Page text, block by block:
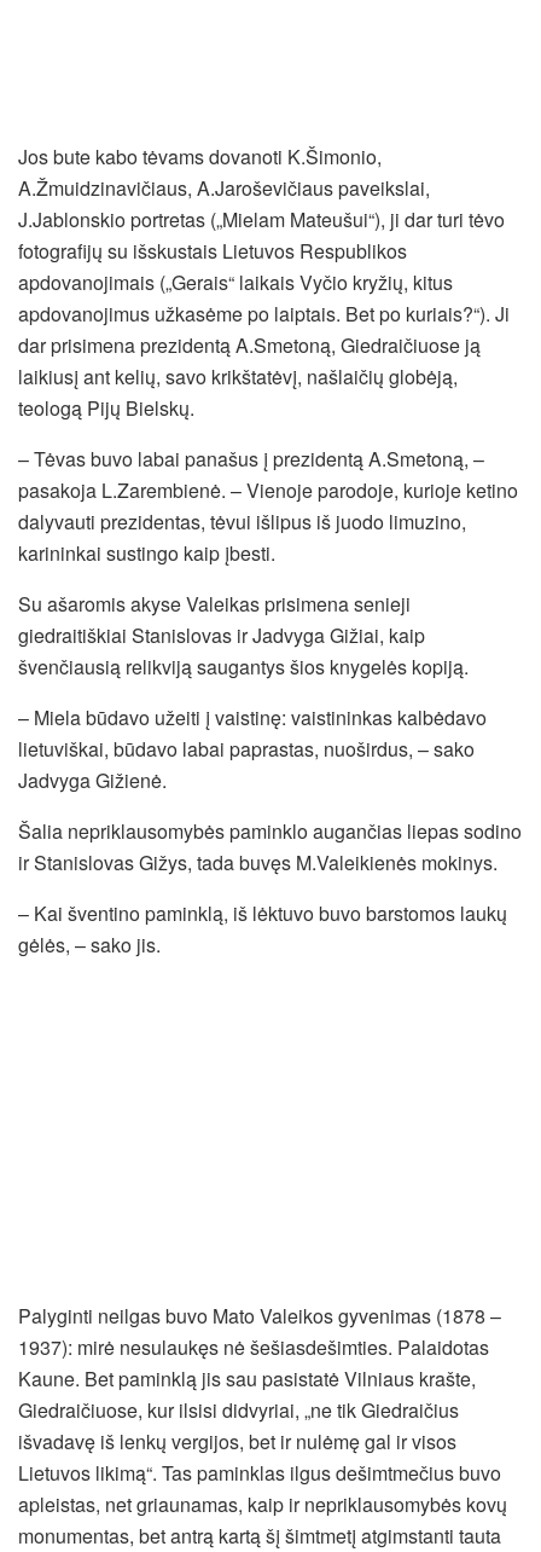
Jos bute kabo tėvams dovanoti K.Šimonio,
A.Žmuidzinavičiaus, A.Jaroševičiaus paveikslai,
J.Jablonskio portretas („Mielam Mateušui“), ji dar turi tėvo
fotografijų su išskustais Lietuvos Respublikos
apdovanojimais („Gerais“ laikais Vyčio kryžių, kitus
apdovanojimus užkasėme po laiptais. Bet po kuriais?“). Ji
dar prisimena prezidentą A.Smetoną, Giedraičiuose ją
laikiusį ant kelių, savo krikštatėvį, našlaičių globėją,
teologą Pijų Bielskų.
– Tėvas buvo labai panašus į prezidentą A.Smetoną, –
pasakoja L.Zarembienė. – Vienoje parodoje, kurioje ketino
dalyvauti prezidentas, tėvui išlipus iš juodo limuzino,
karininkai sustingo kaip įbesti.
Su ašaromis akyse Valeikas prisimena senieji
giedraitiškiai Stanislovas ir Jadvyga Gižiai, kaip
švenčiausią relikviją saugantys šios knygelės kopiją.
– Miela būdavo užeiti į vaistinę: vaistininkas kalbėdavo
lietuviškai, būdavo labai paprastas, nuoširdus, – sako
Jadvyga Gižienė.
Šalia nepriklausomybės paminklo augančias liepas sodino
ir Stanislovas Gižys, tada buvęs M.Valeikienės mokinys.
– Kai šventino paminklą, iš lėktuvo buvo barstomos laukų
gėlės, – sako jis.
Palyginti neilgas buvo Mato Valeikos gyvenimas (1878 –
1937): mirė nesulaukęs nė šešiasdešimties. Palaidotas
Kaune. Bet paminklą jis sau pasistatė Vilniaus krašte,
Giedraičiuose, kur ilsisi didvyriai, „ne tik Giedraičius
išvadavę iš lenkų vergijos, bet ir nulėmę gal ir visos
Lietuvos likimą“. Tas paminklas ilgus dešimtmečius buvo
apleistas, net griaunamas, kaip ir nepriklausomybės kovų
monumentas, bet antrą kartą šį šimtmetį atgimstanti tauta